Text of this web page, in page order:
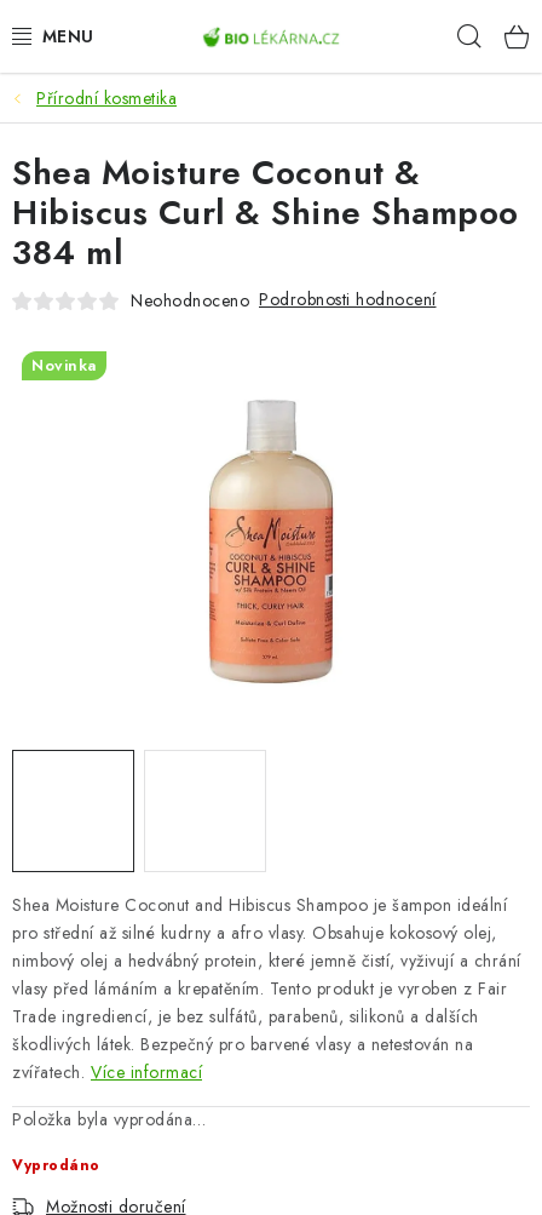
na
AKCE
DOPLŇKY STRAVY
PŘÍRODNÍ KOSMETIKA
SPORT
ZDRAVÉ POTRAVINY
Odborný garant MUDr. Monika Klaudysová
Obchodní podmínky Kontakty
Mapa serveru
Přírodní kosmetika
Shea Moisture Coconut and Hibiscus Shampoo je šampon ideální
pro střední až silné kudrny a afro vlasy. Obsahuje kokosový olej,
nimbový olej a hedvábný protein, které jemně čistí, vyživují a chrání
vlasy před lámáním a krepatěním. Tento produkt je vyroben z Fair
Trade ingrediencí, je bez sulfátů, parabenů, silikonů a dalších
škodlivých látek. Bezpečný pro barvené vlasy a netestován na
zvířatech. Více informací
Položka byla vyprodána…
Vyprodáno
Možnosti doručení
Shea Moisture Coconut &
Hibiscus Curl & Shine Shampoo
384 ml
Neohodnoceno Podrobnosti hodnocení
Novinka